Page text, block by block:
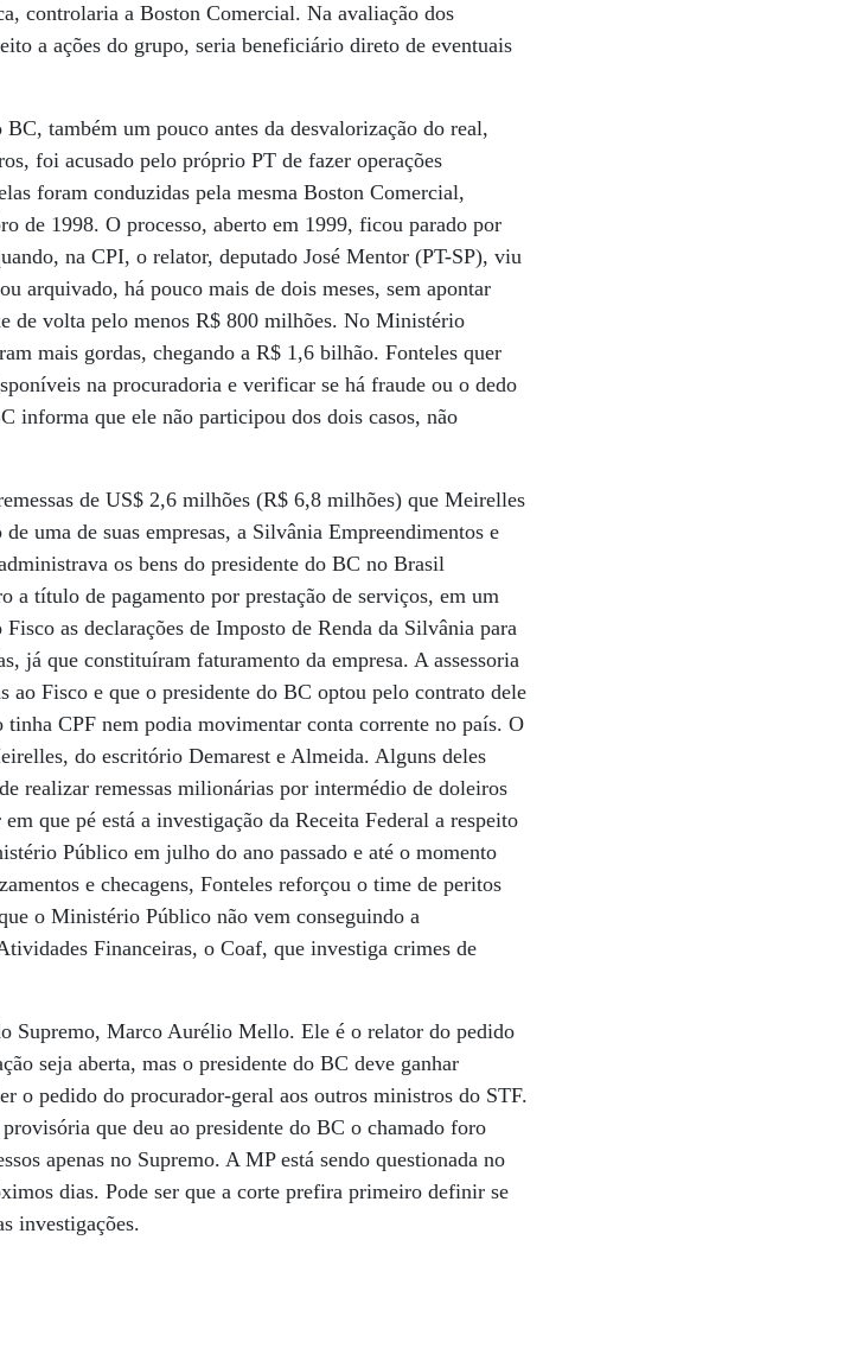
controlaria a Boston Comercial. Na avaliação dos
a ações do grupo, seria beneficiário direto de eventuais
também um pouco antes da desvalorização do real,
foi acusado pelo próprio PT de fazer operações
foram conduzidas pela mesma Boston Comercial,
de 1998. O processo, aberto em 1999, ficou parado por
na CPI, o relator, deputado José Mentor (PT-SP), viu
arquivado, há pouco mais de dois meses, sem apontar
de volta pelo menos R$ 800 milhões. No Ministério
mais gordas, chegando a R$ 1,6 bilhão. Fonteles quer
na procuradoria e verificar se há fraude ou o dedo
informa que ele não participou dos dois casos, não
de US$ 2,6 milhões (R$ 6,8 milhões) que Meirelles
uma de suas empresas, a Silvânia Empreendimentos e
os bens do presidente do BC no Brasil
a título de pagamento por prestação de serviços, em um
as declarações de Imposto de Renda da Silvânia para
já que constituíram faturamento da empresa. A assessoria
ao Fisco e que o presidente do BC optou pelo contrato dele
CPF nem podia movimentar conta corrente no país. O
do escritório Demarest e Almeida. Alguns deles
realizar remessas milionárias por intermédio de doleiros
que pé está a investigação da Receita Federal a respeito
Público em julho do ano passado e até o momento
e checagens, Fonteles reforçou o time de peritos
o Ministério Público não vem conseguindo a
Financeiras, o Coaf, que investiga crimes de
Supremo, Marco Aurélio Mello. Ele é o relator do pedido
seja aberta, mas o presidente do BC deve ganhar
o pedido do procurador-geral aos outros ministros do STF.
que deu ao presidente do BC o chamado foro
apenas no Supremo. A MP está sendo questionada no
dias. Pode ser que a corte prefira primeiro definir se
investigações.